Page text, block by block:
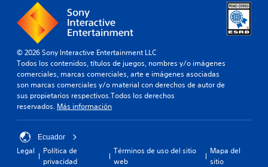
© 2026 Sony Interactive Entertainment LLC
Todos los contenidos, títulos de juegos, nombres y/o imágenes
comerciales, marcas comerciales, arte e imágenes asociadas
son marcas comerciales y/o material con derechos de autor de
sus propietarios respectivos.Todos los derechos
reservados. Más información
Ecuador
Legal
Política de
privacidad
Términos de uso del sitio
web
Mapa del
sitio